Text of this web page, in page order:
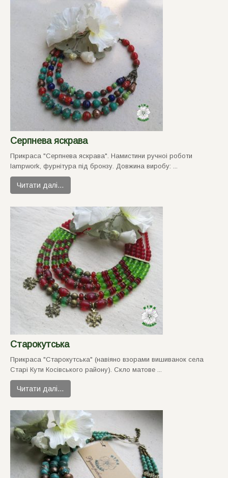
Серпнева яскрава
Прикраса "Серпнева яскрава". Намистини ручноi роботи
lampwork, фурнiтура пiд бронзу. Довжина виробу: ...
Читати далі…
Старокутська
Прикраса "Старокутська" (навiяно взорами вишиванок села
Старi Кути Косiвського району). Скло матове ...
Читати далі…